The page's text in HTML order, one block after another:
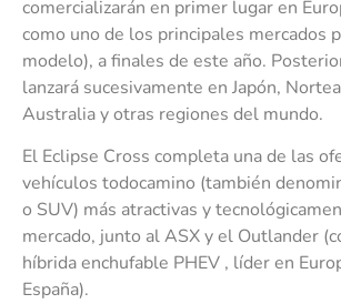
comercializarán en primer lugar en
como uno de los principales mercados
modelo), a finales de este año.
lanzará sucesivamente en Japón,
Australia y otras regiones del mundo.
El Eclipse Cross completa una de las
vehículos todocamino (también
o SUV) más atractivas y
mercado, junto al ASX y el Outlander
híbrida enchufable PHEV , líder en
España).